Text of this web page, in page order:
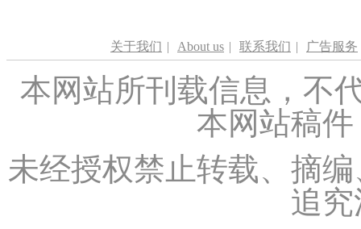
关于我们 | About us | 联系我们 | 广告服务
本网站所刊载信息，不
本网站稿
未经授权禁止转载、摘
追